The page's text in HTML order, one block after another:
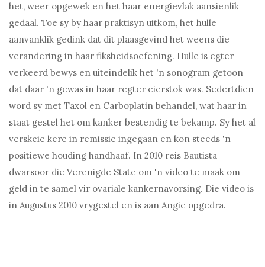
het, weer opgewek en het haar energievlak aansienlik
gedaal. Toe sy by haar praktisyn uitkom, het hulle
aanvanklik gedink dat dit plaasgevind het weens die
verandering in haar fiksheidsoefening. Hulle is egter
verkeerd bewys en uiteindelik het 'n sonogram getoon
dat daar 'n gewas in haar regter eierstok was. Sedertdien
word sy met Taxol en Carboplatin behandel, wat haar in
staat gestel het om kanker bestendig te bekamp. Sy het al
verskeie kere in remissie ingegaan en kon steeds 'n
positiewe houding handhaaf. In 2010 reis Bautista
dwarsoor die Verenigde State om 'n video te maak om
geld in te samel vir ovariale kankernavorsing. Die video is
in Augustus 2010 vrygestel en is aan Angie opgedra.